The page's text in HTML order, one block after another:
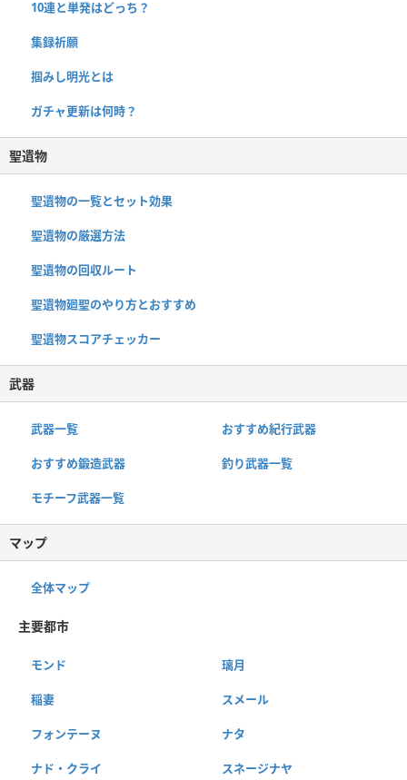
10連と単発はどっち？
集録祈願
掴みし明光とは
ガチャ更新は何時？
聖遺物
聖遺物の一覧とセット効果
聖遺物の厳選方法
聖遺物の回収ルート
聖遺物廻聖のやり方とおすすめ
聖遺物スコアチェッカー
武器
武器一覧 おすすめ紀行武器
おすすめ鍛造武器 釣り武器一覧
モチーフ武器一覧
マップ
全体マップ
主要都市
モンド 璃月
稲妻 スメール
フォンテーヌ ナタ
ナド・クライ スネージナヤ